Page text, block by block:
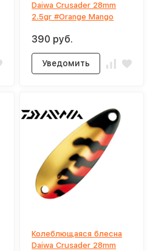
Daiwa Crusader 28mm
2.5gr #Orange Mango
390 руб.
Уведомить
Колеблющаяся блесна
Daiwa Crusader 28mm